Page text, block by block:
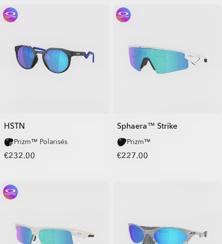
HSTN
Prizm™ Polarisés
€232.00
Sphaera™ Strike
Prizm™
€227.00